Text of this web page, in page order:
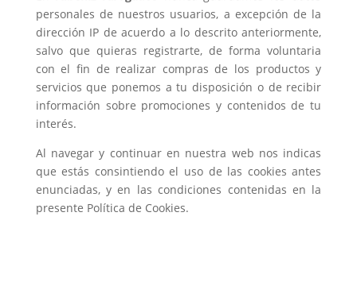
personales de nuestros usuarios, a excepción de la
dirección IP de acuerdo a lo descrito anteriormente,
salvo que quieras registrarte, de forma voluntaria
con el fin de realizar compras de los productos y
servicios que ponemos a tu disposición o de recibir
información sobre promociones y contenidos de tu
interés.
Al navegar y continuar en nuestra web nos indicas
que estás consintiendo el uso de las cookies antes
enunciadas, y en las condiciones contenidas en la
presente Política de Cookies.